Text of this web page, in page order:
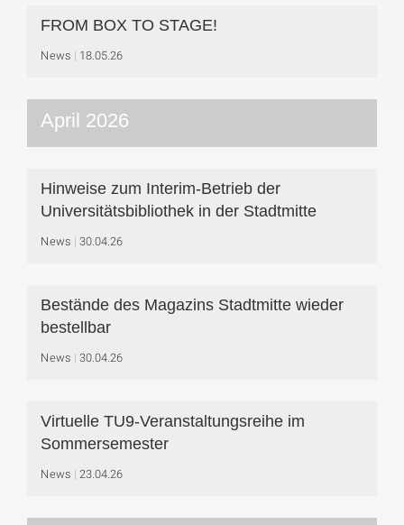
FROM BOX TO STAGE!
News 18.05.26
April 2026
Hinweise zum Interim-Betrieb der
Universitätsbibliothek in der Stadtmitte
News 30.04.26
Bestände des Magazins Stadtmitte wieder
bestellbar
News 30.04.26
Virtuelle TU9-Veranstaltungsreihe im
Sommersemester
News 23.04.26